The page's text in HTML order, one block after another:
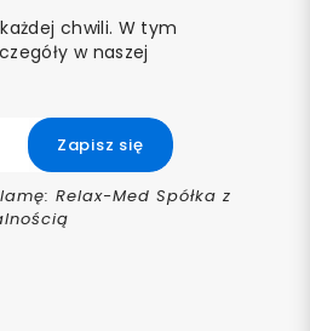
chwili. W tym
w naszej
Relax-Med Spółka z